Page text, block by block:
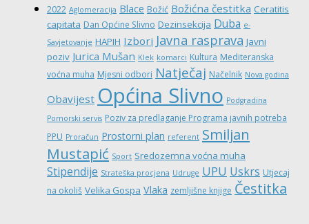
2022 Aglomeracija Blace Božić Božićna čestitka Ceratitis
capitata Dan Općine Slivno Dezinsekcija Duba e-
Savjetovanje HAPIH Izbori Javna rasprava Javni
poziv Jurica Mušan Klek komarci Kultura Mediteranska
voćna muha Mjesni odbori Natječaj Načelnik Nova godina
Obavijest Općina Slivno Podgradina
Pomorski servis Poziv za predlaganje Programa javnih potreba
PPU Proračun Prostorni plan referent Smiljan
Mustapić Sport Sredozemna voćna muha
Stipendije Strateška procjena Udruge UPU Uskrs Utjecaj
na okoliš Velika Gospa Vlaka zemljišne knjige Čestitka